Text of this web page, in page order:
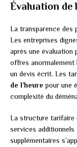
Évaluation
La transparence des
Les entreprises
après une évaluation
offres
un devis écrit. Les
de l’heure pour une
complexité du
La structure tarifaire
services additionnels
supplémentaires